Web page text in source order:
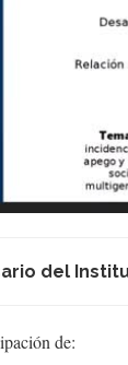
del
de: